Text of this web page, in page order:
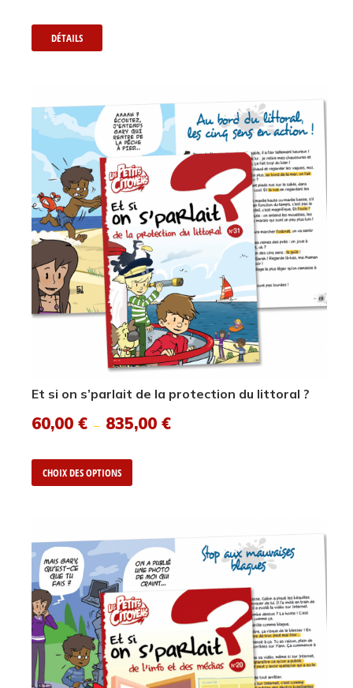
DÉTAILS
Et si on s’parlait de la protection du littoral ?
60,00 € – 835,00 €
CHOIX DES OPTIONS